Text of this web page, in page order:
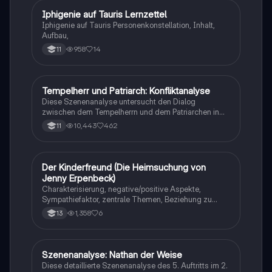
Beziehungen.
Deutsch
Iphigenie auf Tauris Lernzettel
Iphigenie auf Tauris Personenkonstellation, Inhalt,
Aufbau,
11 958 14
Deutsch
Tempelherr und Patriarch: Konfliktanalyse
Diese Szenenanalyse untersucht den Dialog
zwischen dem Tempelherrn und dem Patriarchen in
Lessings 'Nathan der Weise'. Sie beleuchtet die
inneren Konflikte des Tempelherrn, seine Ablehnung
zentrale Konzepte wie Toleranz, Vorurteile und den
Aufklärungsgeist. Ideal für Studierende der Literatur
und der Aufklärung. Typ: Szenenanalyse.
11 10,443 462
Deutsch
Der Kinderfreund (Die Heimsuchung von
Jenny Erpenbeck)
Charakterisierung, negative/positive Aspekte,
Sympathiefaktor, zentrale Themen, Beziehung zu
anderen Figuren
13 1,358 6
Deutsch
Szenenanalyse: Nathan der Weise
Diese detaillierte Szenenanalyse des 5. Auftritts im 2.